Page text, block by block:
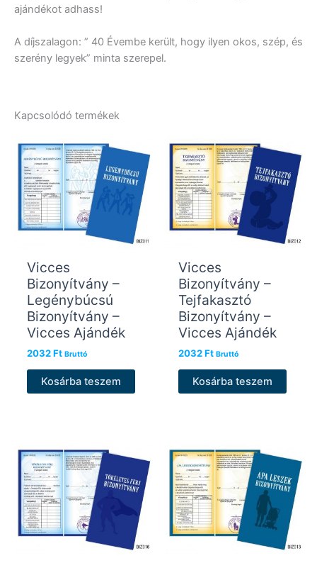
ajándékot adhass!
A díjszalagon: ” 40 Évembe került, hogy ilyen okos, szép, és
szerény legyek” minta szerepel.
Kapcsolódó termékek
Vicces
Bizonyítvány –
Legénybúcsú
Bizonyítvány –
Vicces Ajándék
2032Ft Bruttó
Kosárba teszem
Vicces
Bizonyítvány –
Tejfakasztó
Bizonyítvány –
Vicces Ajándék
2032Ft Bruttó
Kosárba teszem